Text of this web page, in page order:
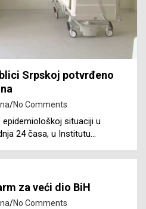
Srpskoj potvrđeno
No Comments
situaciji u
24 časa, u Institutu…
za veći dio BiH
No Comments